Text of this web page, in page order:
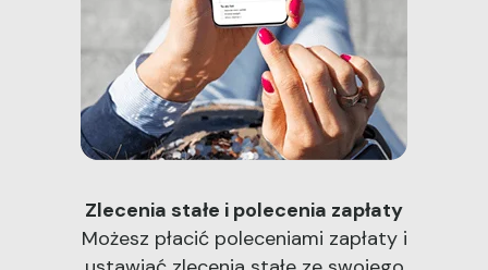
Zlecenia stałe i polecenia zapłaty
Możesz płacić poleceniami zapłaty i